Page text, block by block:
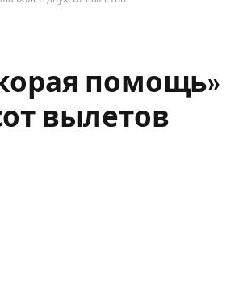
помощь»
вылетов